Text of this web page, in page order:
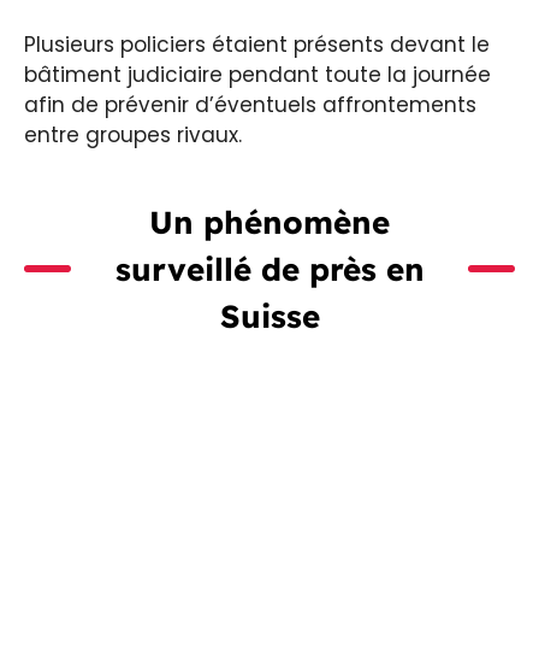
Plusieurs policiers étaient présents devant le
bâtiment judiciaire pendant toute la journée
afin de prévenir d’éventuels affrontements
entre groupes rivaux.
Un phénomène
surveillé de près en
Suisse